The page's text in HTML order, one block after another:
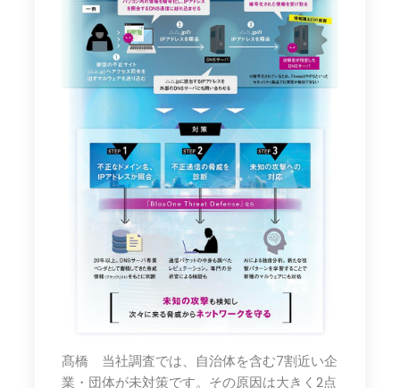
髙橋 当社調査では、自治体を含む7割近い企
業・団体が未対策です。その原因は大きく2点